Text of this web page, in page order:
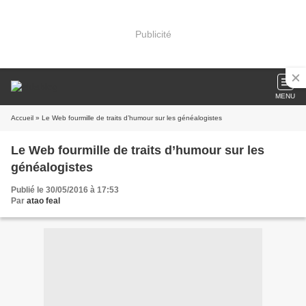
Publicité
MENU
Accueil » Le Web fourmille de traits d’humour sur les généalogistes
Le Web fourmille de traits d’humour sur les
généalogistes
Publié le 30/05/2016 à 17:53
Par atao feal